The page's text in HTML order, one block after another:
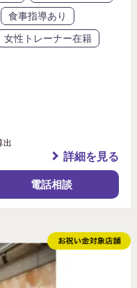
食事指導あり
女性トレーナー在籍
出
詳細を見る
電話相談